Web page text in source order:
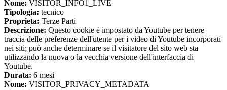
Nome: VISITOR_INFO1_LIVE
Tipologia: tecnico
Proprieta: Terze Parti
Descrizione: Questo cookie è impostato da Youtube per tenere
traccia delle preferenze dell'utente per i video di Youtube incorporati
nei siti; può anche determinare se il visitatore del sito web sta
utilizzando la nuova o la vecchia versione dell'interfaccia di
Youtube.
Durata: 6 mesi
Nome: VISITOR_PRIVACY_METADATA